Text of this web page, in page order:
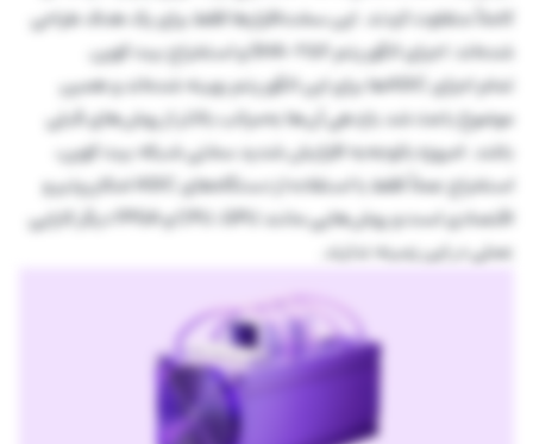
کاملاً متفاوت کردند. این سخت‌افزارها فقط برای یک هدف طراحی
شده‌اند: اجرای الگوریتم SHA-256 و استخراج بیت کوین.
تمام اجزای ASICها برای این الگوریتم بهینه شده‌اند و همین
موضوع باعث شد بازدهی آن‌ها به‌مراتب بالاتر از روش‌های قبلی
باشد. امروزه باتوجه‌به افزایش شدید سختی شبکه بیت کوین،
استخراج عملاً فقط با استفاده از دستگاه‌های ASIC امکان‌پذیر و
اقتصادی است و روش‌هایی مانند CPU ،GPU و FPGA دیگر کارایی
عملی در این زمینه ندارند.